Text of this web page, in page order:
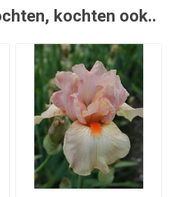
kochten ook..